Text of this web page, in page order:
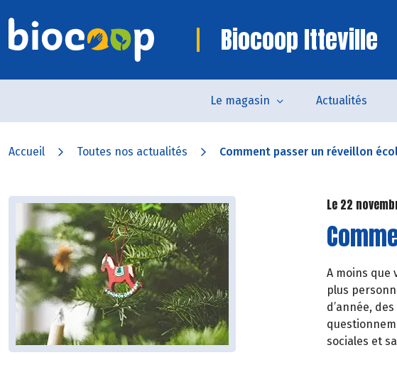
Biocoop Itteville
Le magasin Actualités
Accueil Toutes nos actualités Comment passer un réveillon
Le 22
A moins que
plus
d’année,
sociales et